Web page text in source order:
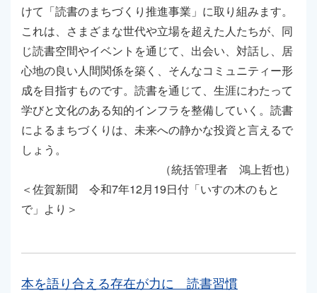
けて「読書のまちづくり推進事業」に取り組みます。
これは、さまざまな世代や立場を超えた人たちが、同
じ読書空間やイベントを通じて、出会い、対話し、居
心地の良い人間関係を築く、そんなコミュニティー形
成を目指すものです。読書を通じて、生涯にわたって
学びと文化のある知的インフラを整備していく。読書
によるまちづくりは、未来への静かな投資と言えるで
しょう。
（統括管理者 鴻上哲也）
＜佐賀新聞 令和7年12月19日付「いすの木のもと
で」より＞
本を語り合える存在が力に 読書習慣